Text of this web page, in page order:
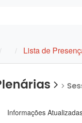
Lista de
Informações